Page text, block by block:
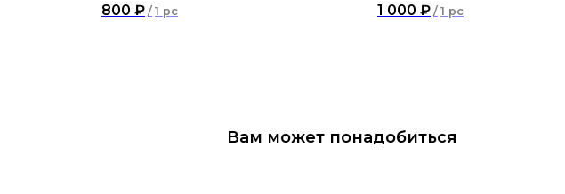
800 ₽ / 1 pc
1 000 ₽ / 1 pc
Вам может понадобиться